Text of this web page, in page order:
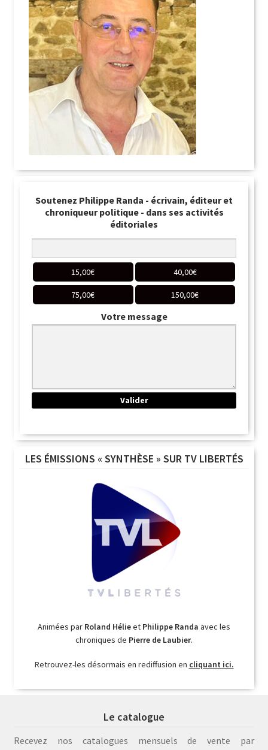
Soutenez Philippe Randa - écrivain, éditeur et
chroniqueur politique - dans ses activités
éditoriales
15,00€ 40,00€
75,00€ 150,00€
Votre message
LES ÉMISSIONS « SYNTHÈSE » SUR TV LIBERTÉS
Animées par Roland Hélieet Philippe Randa avec les
chroniques de Pierre de Laubier.
Retrouvez-les désormais en rediffusion en cliquant ici.
Le catalogue
Recevez nos catalogues mensuels de vente par